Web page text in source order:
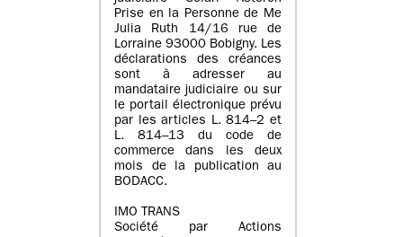
Prise en la Personne de Me
Julia Ruth 14/16 rue de
Lorraine 93000 Bobigny. Les
déclarations des créances
sont à adresser au
mandataire judiciaire ou sur
le portail électronique prévu
par les articles L. 814–2 et
L. 814–13 du code de
commerce dans les deux
mois de la publication au
BODACC.
IMO TRANS
Société par Actions